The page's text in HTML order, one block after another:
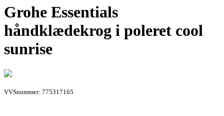
Grohe Essentials
håndklædekrog i poleret cool
sunrise
VVSnummer: 775317165